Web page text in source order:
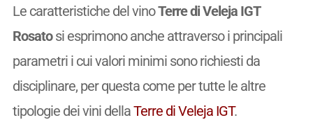
Le caratteristiche del vinoTerre di Veleja IGT
Rosatosi esprimono anche attraverso i principali
parametri i cui valori minimi sono richiesti da
disciplinare, per questa come per tutte le altre
tipologie dei vini dellaTerre di Veleja IGT.